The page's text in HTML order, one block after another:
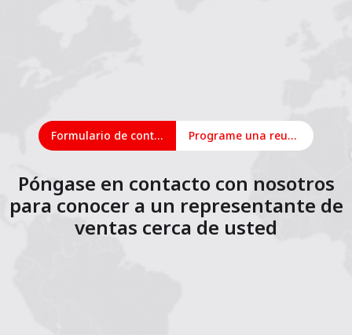
Formulario de contacto Programe una reunión en línea
Póngase en contacto con nosotros
para conocer a un representante de
ventas cerca de usted